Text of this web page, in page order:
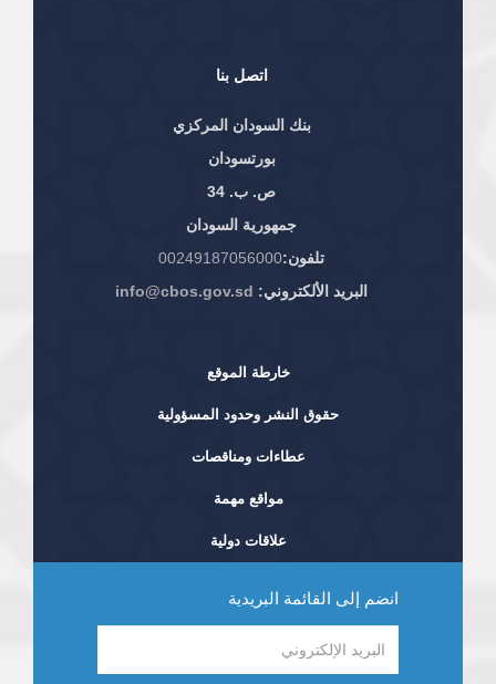
اتصل بنا
بنك السودان المركزي
بورتسودان
ص. ب. 34
جمهورية السودان
تلفون:00249187056000
البريد الألكتروني: info@cbos.gov.sd
خارطة الموقع
حقوق النشر وحدود المسؤولية
عطاءات ومناقصات
مواقع مهمة
علاقات دولية
انضم إلى القائمة البريدية